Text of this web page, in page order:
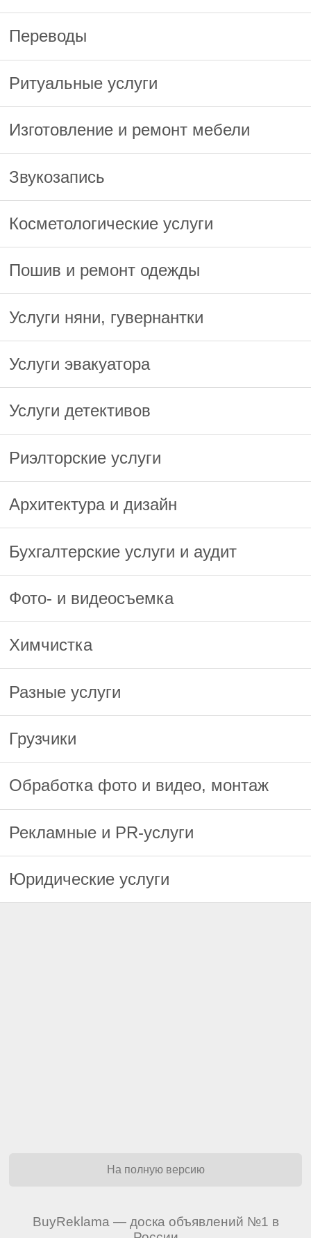
Переводы
Ритуальные услуги
Изготовление и ремонт мебели
Звукозапись
Косметологические услуги
Пошив и ремонт одежды
Услуги няни, гувернантки
Услуги эвакуатора
Услуги детективов
Риэлторские услуги
Архитектура и дизайн
Бухгалтерские услуги и аудит
Фото- и видеосъемка
Химчистка
Разные услуги
Грузчики
Обработка фото и видео, монтаж
Рекламные и PR-услуги
Юридические услуги
На полную версию
BuyReklama — доска объявлений №1 в